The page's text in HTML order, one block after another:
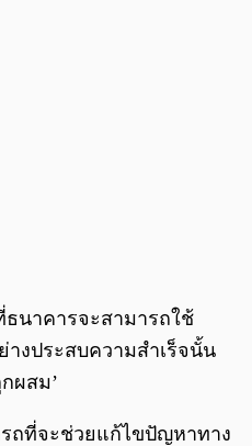
ธนาคารจะสามารถใช้
างประสบความสำเร็จนั้น
ผสม’
ถที่จะช่วยแก้ไขปัญหาทาง